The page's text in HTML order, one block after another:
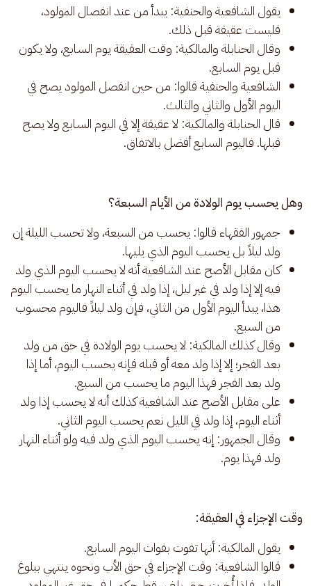
يقول الشافعية والحنفية: يبدأ من عند انفصال المولود،
فليست عقيقة قبل ذلك.
وقال الحنابلة والمالكية: وقت العقيقة يوم السابع، ولا يكون
قبل يوم السابع.
الشافعية والحنفية قالوا: من حين انفصل المولود يصح في
اليوم الأول والثاني والثالث.
قال الحنابلة والمالكية: لا عقيقة إلا في اليوم السابع ولا يصح
قبلها. فاليوم السابع أفضل بالاتفاق.
وهل يحسب يوم الولادة من الأيام السبعة؟
جمهور الفقهاء قالوا: يحسب من السبعة، ولا تحسب الليلة إن
ولد ليلاً بل يحسب اليوم الذي يليها.
كان مقابل الأصح عند الشافعية أنه لا يحسب اليوم الذي ولد
فيه إلا إذا ولد في غير ليل، إذا ولد في أثناء النهار ما يحسب اليوم
هذا، يبدأ اليوم الأول من الثاني، فإن ولد ليلاً فاليوم محسوب
من السبع.
وقال كذلك المالكية: لا يحسب يوم الولادة في حق من ولد
بعد الفجر؛ إلا إذا ولد معه أو قبله فإنه يحسب اليوم، أما إذا
ولد بعد الفجر فهذا اليوم ما يحسب من السبع.
على مقابل الأصح عند الشافعية كذلك أنه لا يحسب إذا ولد
أثناء اليوم، إذا ولد في الليل نعم يحسب اليوم الثاني.
وقال الجمهور: إنه يحسب اليوم الذي ولد فيه ولو أثناء النهار
ولد فهذا يوم.
وقت الإجزاء في العقيقة:
يقول المالكية: أنها تفوت بفوات اليوم السابع.
قالوا الشافعية: وقت الإجزاء في حق الأب ونحوه ينتهي ببلوغ